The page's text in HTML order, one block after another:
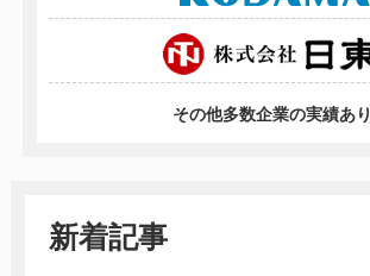
その他多数企業の実績あり
新着記事